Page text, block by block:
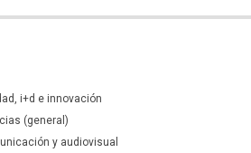
i+d e innovación
(general)
y audiovisual